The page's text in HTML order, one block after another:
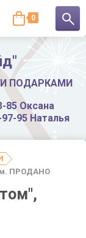
0
ПОДАРКАМИ
85 Оксана
95 Наталья
ПРОДАНО